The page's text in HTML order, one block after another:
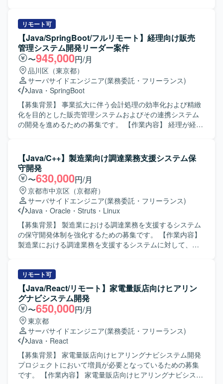
て、設計・開発・テスト・リリースまで一連の工程に携わ
っていただきます。要件や基本設計などの上流工程にも関
与いただき、関連システムとの連携や仕様調整を行ってい
ただきます。 【求める人物像】 長期的な参画を前提に、主
体的に課題発見・改善提案ができる方を求めております。5
名以上のチーム開発体制の中で、周囲と連携しながら自律
的に動ける方、ドキュメントやコミュニケーションを通じ
て品質向上に取り組める方が望ましいです。 【ポジション
の魅力】 生命保険業界向けのコアシステムに携わること
で、業務知識とWebアプリケーション開発スキルの双方を
高めていただけます。上流工程から開発・保守まで一気通
環境への移行経験も積むことができます。 【開発環境】
JavaおよびSpringBootを中心としたWebアプリケーション
開発環境となっております。クラウド技術としてAWSを利
用する可能性があり、要件定義や基本設計など上流工程に
も関わる機会がございます。
リモート可
【Java/SpringBoot/フルリモート】経理向け販売
管理システム開発リーダー案件
〜945,000円/月
品川区（東京都）
サーバサイドエンジニア(業務委託・フリーランス)
Java ・ SpringBoot
【募集背景】 事業拡大に伴う会計処理の効率化および精緻
化を目的とした販売管理システムおよびその連携システム
の開発を進めるための募集です。 【作業内容】 経理が経
リースまでの一連の開発業務を担当していただきます。ス
クラムチームの開発メンバーとしてスプリントバックログ
に積まれたPBIを着実に推進し、フロントエンド・バックエ
ンドを問わず開発作業を行っていただきます。また、チー
ムメンバーやステークホルダーと連携しながら課題の整理
や解決に取り組んでいただきます。 【求める人物像】 積極
的にキャッチアップし自走できる方、課題に真摯に向き合
いアウトプットを通じて他メンバーと知見共有ができる方
を求めています。アーキテクチャやドメインを理解したう
えで設計から開発までを独力で遂行でき、顧客への価値貢
バーとも積極的にコミュニケーションを取り、自主的に行
動できる方を想定しています。 【ポジションの魅力】 事業
拡大を支える基幹的な会計・販売管理領域のシステム開発
に携わることができ、ビジネスへのインパクトが大きいプ
ロダクトの価値向上に直接貢献していただけます。スクラ
ムチームの一員としてアジャイルな開発プロセスを実践し
ながら、アーキテクチャやドメイン理解を深めつつフロン
トエンド・バックエンド双方の開発に関わることで、幅広
い技術スキルと業務知識を身につけることができます。
【開発環境】 JavaおよびSpring Bootを用いたWebサービス
開発環境のもと、RDBMSやNoSQLを利用したシステム開発
【Java/C++】製造業向け調達業務支援システム保
守開発
〜630,000円/月
京都市中京区（京都府）
サーバサイドエンジニア(業務委託・フリーランス)
Java ・ Oracle ・ Struts ・ Linux
【募集背景】 製造業における調達業務を支援するシステム
の保守開発体制を強化するための募集です。 【作業内容】
製造業における調達業務を支援するシステムに対して、ユ
す。 【求める人物像】 チーム内において作業内容や方針の
提案や改善ができる主体性のある方を求めています。影響
調査からリリースまでを一人称でやり切れる責任感と自走
力をお持ちの方にご活躍いただきたいと考えています。
【ポジションの魅力】 製造業の調達業務を支える基幹系シ
ステムの保守開発に携わることで、業務理解と技術力の双
方を高めることができます。上流の要件整理からリリース
まで一貫して関わることで、フルスタックな開発スキルと
プロジェクト推進力を磨くことができます。 【開発環境】
言語：Java、C++ DB：Oracle、PostgreSQL FW：Struts
OS：Linux
リモート可
【Java/React/リモート】家電量販店向けヒアリン
グナビシステム開発
〜650,000円/月
東京都
サーバサイドエンジニア(業務委託・フリーランス)
Java ・ React
【募集背景】 家電量販店向けヒアリングナビシステム開発
プロジェクトにおいて増員が必要となっているための募集
です。 【作業内容】 家電量販店向けヒアリングナビシステ